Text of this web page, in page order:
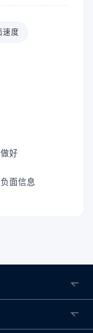
速度
好
面信息